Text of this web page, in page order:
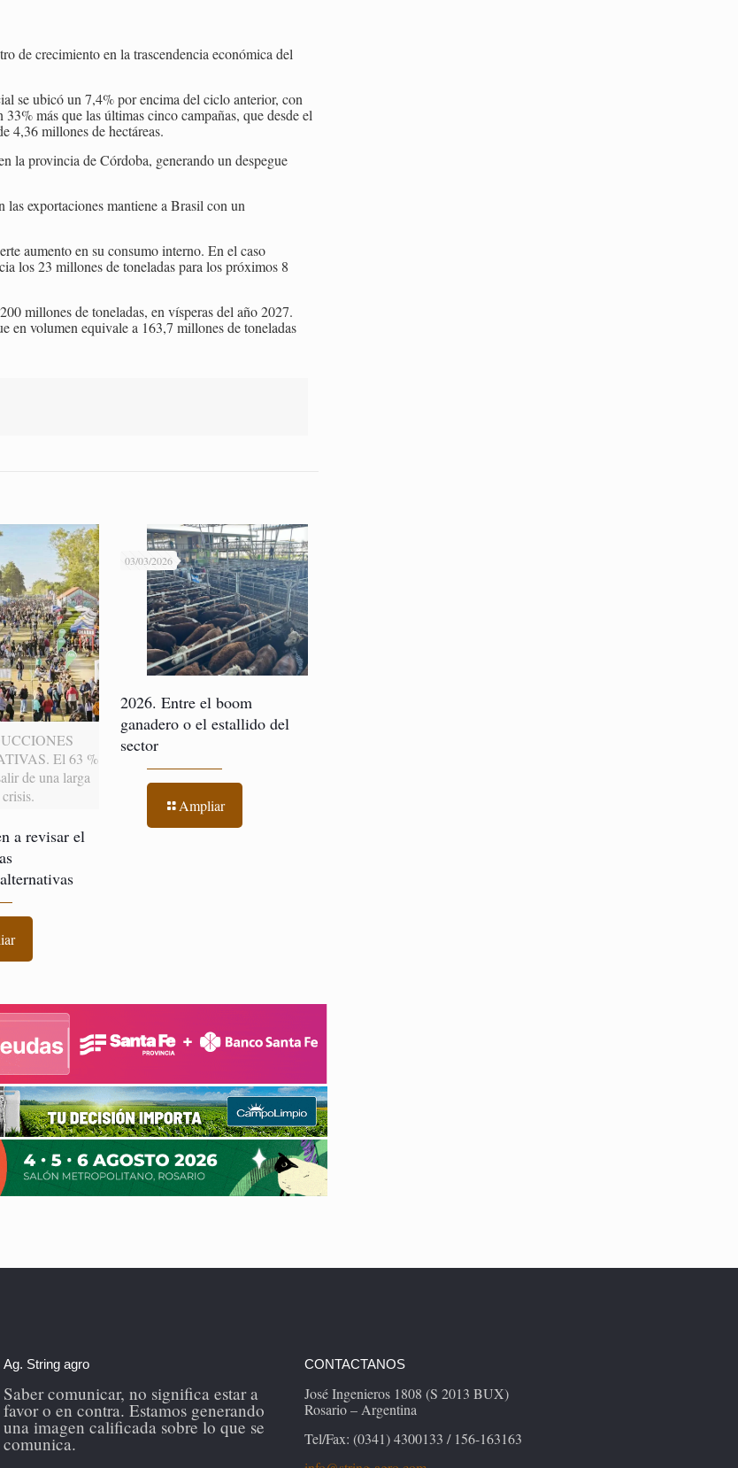
de crecimiento en la trascendencia económica del
se ubicó un 7,4% por encima del ciclo anterior, con
más que las últimas cinco campañas, que desde el
4,36 millones de hectáreas.
la provincia de Córdoba, generando un despegue
las exportaciones mantiene a Brasil con un
aumento en su consumo interno. En el caso
los 23 millones de toneladas para los próximos 8
millones de toneladas, en vísperas del año 2027.
en volumen equivale a 163,7 millones de toneladas
El 63 %
de una larga
crisis.
a revisar el
03/03/2026
2026. Entre el boom
ganadero o el estallido del
sector
Ampliar
Ag. String agro
Saber comunicar, no significa estar a
favor o en contra. Estamos generando
una imagen calificada sobre lo que se
comunica.
CONTACTANOS
José Ingenieros 1808 (S 2013 BUX)
Rosario – Argentina
Tel/Fax: (0341) 4300133 / 156-163163